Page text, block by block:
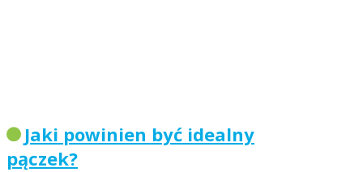
Jaki powinien być idealny
pączek?